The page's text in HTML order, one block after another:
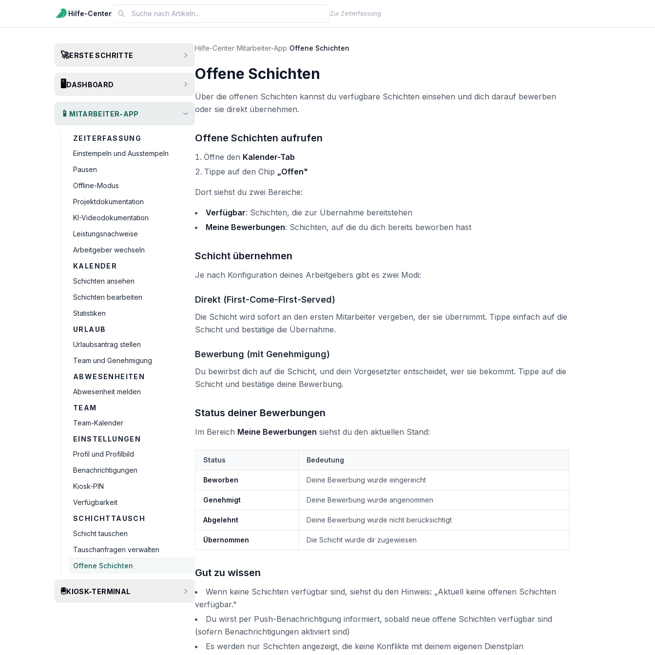
Hilfe-Center Zur Zeiterfassung
🚀ERSTE SCHRITTE
🖥️ DASHBOARD
📱 MITARBEITER-APP
ZEITERFASSUNG
Einstempeln und Ausstempeln
Pausen
Offline-Modus
Projektdokumentation
KI-Videodokumentation
Leistungsnachweise
Arbeitgeber wechseln
KALENDER
Schichten ansehen
Schichten bearbeiten
Statistiken
URLAUB
Urlaubsantrag stellen
Team und Genehmigung
ABWESENHEITEN
Abwesenheit melden
TEAM
Team-Kalender
EINSTELLUNGEN
Profil und Profilbild
Benachrichtigungen
Kiosk-PIN
Verfügbarkeit
SCHICHTTAUSCH
Schicht tauschen
Tauschanfragen verwalten
Offene Schichten
🖲️KIOSK-TERMINAL
Hilfe-Center/Mitarbeiter-App/Offene Schichten
Offene Schichten
Über die offenen Schichten kannst du verfügbare Schichten einsehen und dich darauf bewerben
oder sie direkt übernehmen.
Offene Schichten aufrufen
Öffne den Kalender-Tab
Tippe auf den Chip „Offen"
Dort siehst du zwei Bereiche:
Verfügbar: Schichten, die zur Übernahme bereitstehen
Meine Bewerbungen: Schichten, auf die du dich bereits beworben hast
Schicht übernehmen
Je nach Konfiguration deines Arbeitgebers gibt es zwei Modi:
Direkt (First-Come-First-Served)
Die Schicht wird sofort an den ersten Mitarbeiter vergeben, der sie übernimmt. Tippe einfach auf die
Schicht und bestätige die Übernahme.
Bewerbung (mit Genehmigung)
Du bewirbst dich auf die Schicht, und dein Vorgesetzter entscheidet, wer sie bekommt. Tippe auf die
Schicht und bestätige deine Bewerbung.
Status deiner Bewerbungen
Im Bereich Meine Bewerbungen siehst du den aktuellen Stand:
Status Bedeutung
Beworben Deine Bewerbung wurde eingereicht
Genehmigt Deine Bewerbung wurde angenommen
Abgelehnt Deine Bewerbung wurde nicht berücksichtigt
Übernommen Die Schicht wurde dir zugewiesen
Gut zu wissen
Wenn keine Schichten verfügbar sind, siehst du den Hinweis: „Aktuell keine offenen Schichten
verfügbar."
Du wirst per Push-Benachrichtigung informiert, sobald neue offene Schichten verfügbar sind
(sofern Benachrichtigungen aktiviert sind)
Es werden nur Schichten angezeigt, die keine Konflikte mit deinem eigenen Dienstplan